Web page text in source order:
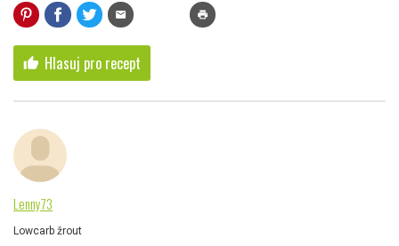
mail print
thumb_up Hlasuj pro recept
Lenny73
Lowcarb žrout